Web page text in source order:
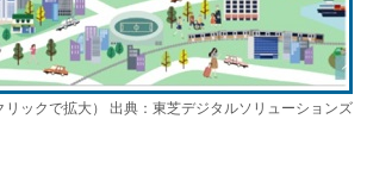
ックで拡大） 出典：東芝デジタルソリューションズ